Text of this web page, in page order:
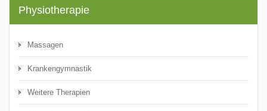
Physiotherapie
Massagen
Krankengymnastik
Weitere Therapien